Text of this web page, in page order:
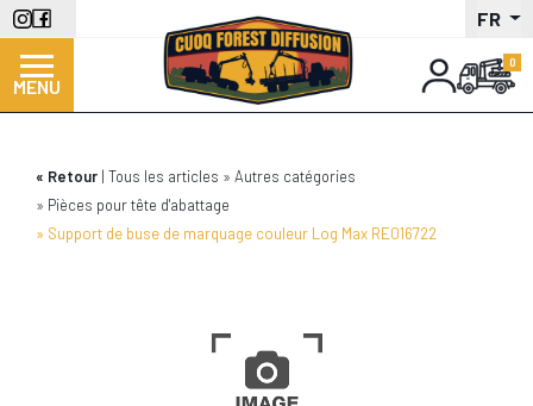
Aller
au
contenu
principal
FR
MENU
Retour Tous les articles
Autres catégories
Pièces pour tête d'abattage
Support de buse de marquage couleur Log Max RE016722